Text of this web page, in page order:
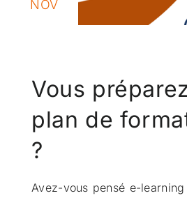
NOV
Vous
plan de
?
Avez-vous pensé e-